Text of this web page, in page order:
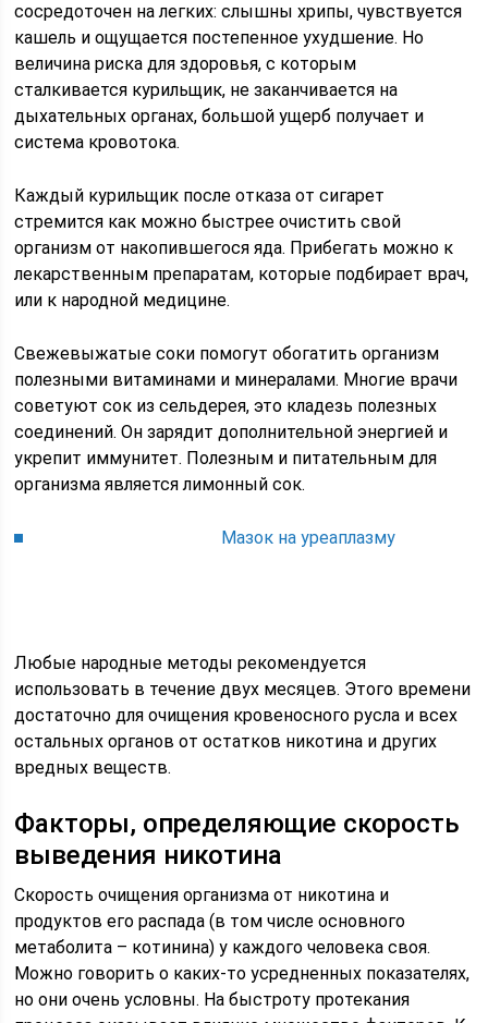
сосредоточен на легких: слышны хрипы, чувствуется
кашель и ощущается постепенное ухудшение. Но
величина риска для здоровья, с которым
сталкивается курильщик, не заканчивается на
дыхательных органах, большой ущерб получает и
система кровотока.
Каждый курильщик после отказа от сигарет
стремится как можно быстрее очистить свой
организм от накопившегося яда. Прибегать можно к
лекарственным препаратам, которые подбирает врач,
или к народной медицине.
Свежевыжатые соки помогут обогатить организм
полезными витаминами и минералами. Многие врачи
советуют сок из сельдерея, это кладезь полезных
соединений. Он зарядит дополнительной энергией и
укрепит иммунитет. Полезным и питательным для
организма является лимонный сок.
Мазок на уреаплазму
Любые народные методы рекомендуется
использовать в течение двух месяцев. Этого времени
достаточно для очищения кровеносного русла и всех
остальных органов от остатков никотина и других
вредных веществ.
Факторы, определяющие скорость
выведения никотина
Скорость очищения организма от никотина и
продуктов его распада (в том числе основного
метаболита – котинина) у каждого человека своя.
Можно говорить о каких-то усредненных показателях,
но они очень условны. На быстроту протекания